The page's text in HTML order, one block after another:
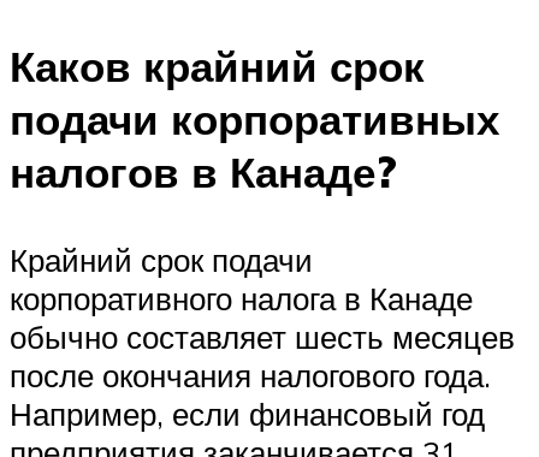
Каков крайний срок
подачи корпоративных
налогов в Канаде?
Крайний срок подачи
корпоративного налога в Канаде
обычно составляет шесть месяцев
после окончания налогового года.
Например, если финансовый год